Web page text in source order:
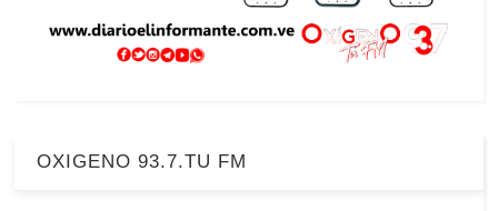
OXIGENO 93.7.TU FM